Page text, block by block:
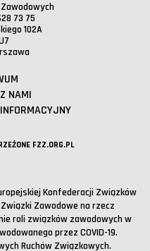
73 75
102A
NAMI
FZZ.ORG.PL
Konfederacji Związków
Zawodowe na rzecz
roli związków zawodowych w
przez COVID-19.
Ruchów Związkowych.